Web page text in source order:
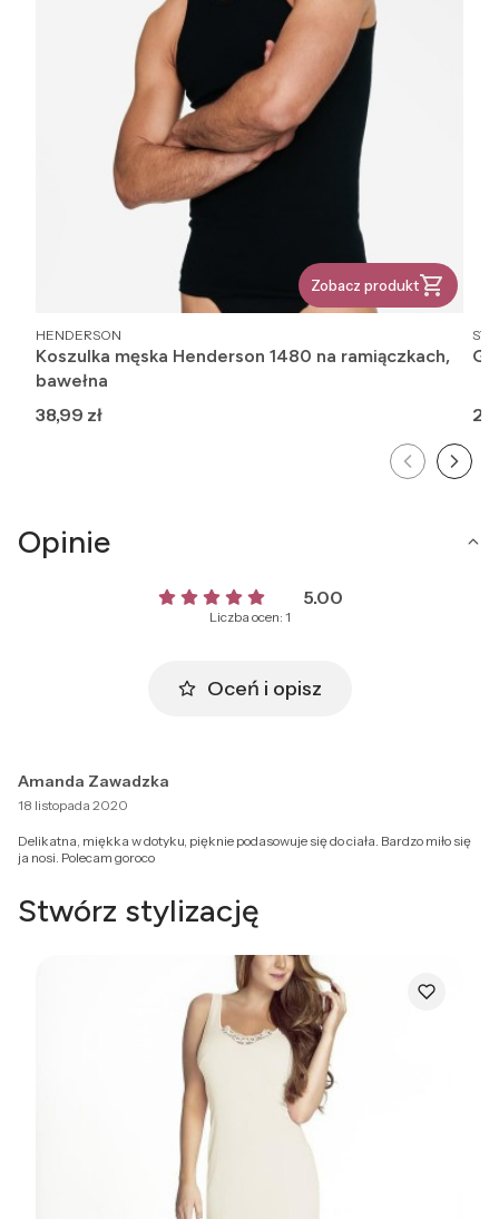
Zobacz produkt
PRODUCENT
HENDERSON
Koszulka męska Henderson 1480 na ramiączkach,
bawełna
Cena
38,99 zł
Opinie
5.00
Liczba ocen: 1
Oceń i opisz
Amanda Zawadzka
18 listopada 2020
Delikatna, miękka w dotyku, pięknie podasowuje się do ciała. Bardzo miło się
ja nosi. Polecam goroco
Stwórz stylizację